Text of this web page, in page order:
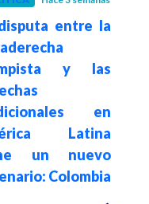
entre la
y las
en
Latina
un nuevo
Colombia